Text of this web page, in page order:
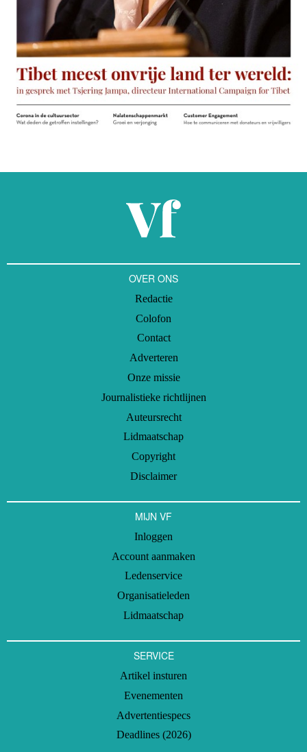
OVER ONS
Redactie
Colofon
Contact
Adverteren
Onze missie
Journalistieke richtlijnen
Auteursrecht
Lidmaatschap
Copyright
Disclaimer
MIJN VF
Inloggen
Account aanmaken
Ledenservice
Organisatieleden
Lidmaatschap
SERVICE
Artikel insturen
Evenementen
Advertentiespecs
Deadlines (2026)